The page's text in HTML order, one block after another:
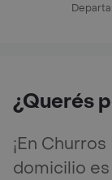
¿Querés
¡En
domicilio